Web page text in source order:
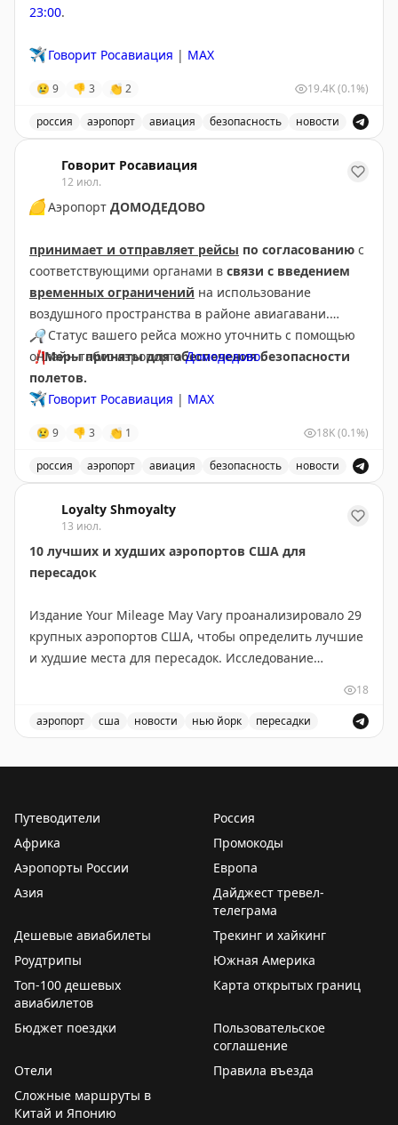
23:00.
✈️ Говорит Росавиация | MAX
😢 9 👎 3 👏 2 19.4K(0.1%)
россия аэропорт авиация безопасность новости
Говорит Росавиация
12 июл.
🟡Аэропорт ДОМОДЕДОВО
принимает и отправляет рейсы по согласованию с
соответствующими органами в связи с введением
временных ограничений на использование
воздушного пространства в районе авиагавани.
❗️Меры приняты для обеспечения безопасности
полетов.
🔎Статус вашего рейса можно уточнить с помощью
онлайн-табло аэропортаДомодедово.
✈️ Говорит Росавиация | МАХ
😢 9 👎 3 👏 1 18K(0.1%)
россия аэропорт авиация безопасность новости
Loyalty Shmoyalty
13 июл.
10 лучших и худших аэропортов США для
пересадок
Издание Your Mileage May Vary проанализировало 29
крупных аэропортов США, чтобы определить лучшие
и худшие места для пересадок. Исследование
ТОП-10 для частых летающих: Хьюстон (IAH),
Вашингтон Даллес, Детройт, Сиэтл-Такома,
ТОП-10 для семей: Детройт, Бостон Логан, Хьюстон,
Вашингтон Даллес, Сиэтл-Такома, Солт-Лейк-Сити,
Балтимор-Вашингтон, LaGuardia, Вашингтон Рейган,
Худшие аэропорты: Орландо, Форт-Лодердейл, Чикаго
Мидвей, Чикаго О'Хэр, Ньюарк, Сан-Франциско, Сан-
Диего, Нэшвилл, Атланта и Даллас-Форт-Уэрт. Они
отличаются плохими местами для сидения, грязью,
нехваткой розеток и медленным сервисом.
18
аэропорт сша новости нью йорк пересадки
Путеводители
Россия
Африка
Промокоды
Аэропорты России
Европа
Азия
Дайджест тревел-
телеграма
Дешевые авиабилеты
Трекинг и хайкинг
Роудтрипы
Южная Америка
Топ-100 дешевых
авиабилетов
Карта открытых границ
Бюджет поездки
Пользовательское
соглашение
Отели
Правила въезда
Сложные маршруты в
Китай и Японию